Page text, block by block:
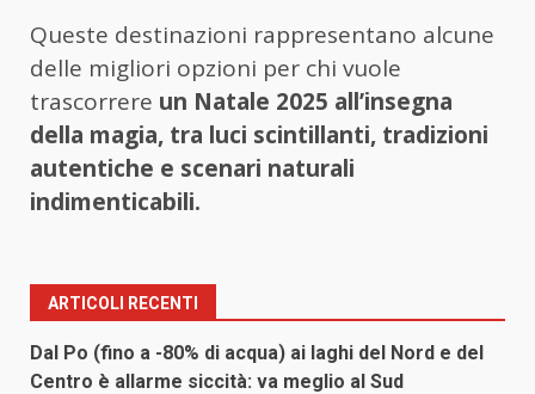
Queste destinazioni rappresentano alcune
delle migliori opzioni per chi vuole
trascorrere un Natale 2025 all’insegna
della magia, tra luci scintillanti, tradizioni
autentiche e scenari naturali
indimenticabili.
ARTICOLI RECENTI
Dal Po (fino a -80% di acqua) ai laghi del Nord e del
Centro è allarme siccità: va meglio al Sud